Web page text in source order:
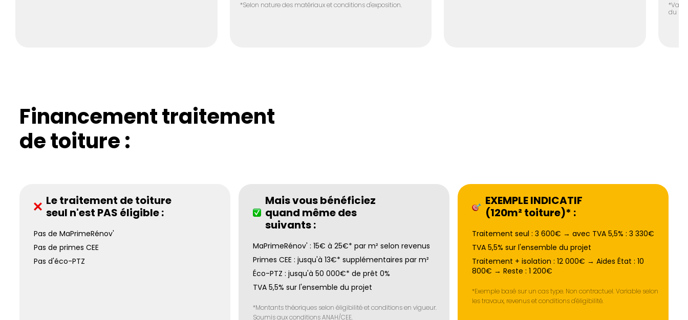
*Selon nature des matériaux et conditions d'exposition.
du
Financement traitement
de toiture :
Le traitement de toiture
seul n'est PAS éligible :
Pas de MaPrimeRénov'
Pas de primes CEE
Pas d'éco-PTZ
Mais vous bénéficiez
quand même des
suivants :
MaPrimeRénov' : 15€ à 25€* par m² selon revenus
Primes CEE : jusqu'à 13€* supplémentaires par m²
Éco-PTZ : jusqu'à 50 000€* de prêt 0%
TVA 5,5% sur l'ensemble du projet
*Montants théoriques selon éligibilité et conditions en vigueur.
Soumis aux conditions ANAH/CEE.
EXEMPLE INDICATIF
(120m² toiture)* :
Traitement seul : 3 600€ → avec TVA 5,5% : 3 330€
TVA 5,5% sur l'ensemble du projet
Traitement + isolation : 12 000€ → Aides État : 10
800€ → Reste : 1 200€
*Exemple basé sur un cas type. Non contractuel. Variable selon
les travaux, revenus et conditions d'éligibilité.